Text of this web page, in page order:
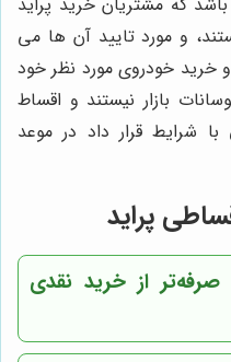
و مورد تایید آن ها می
خرید خودروی مورد نظر خود
بازار نیستند و اقساط
شرایط قرار داد در موعد
پراید
صرفه‌تر از خرید نقدی